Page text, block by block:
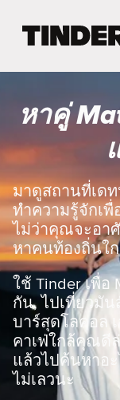
หาคู่
มาดูสถานที่เดท
ทำความรู้จักเ
ไม่ว่าคุณจะอา
หาคนท้องถิ่นใ
ใช้ Tinder เพื่
กัน, ไปเที่ยวมั
บาร์สุดโลคอล
คาเฟ่ใกล้คุณดีล่
แล้วไปค้นหาอ
ไม่เลวนะ